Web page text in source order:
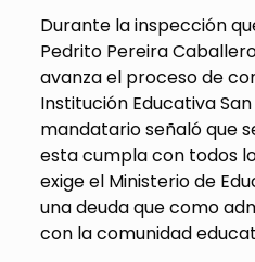
Durante la inspección
Pedrito Pereira
avanza el proceso de
Institución Educativa
mandatario señaló que
esta cumpla con todos
exige el Ministerio de
una deuda que como
con la comunidad